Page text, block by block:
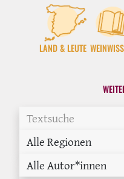
LAND & LEUTE
Alle Regionen
Alle Autor*innen